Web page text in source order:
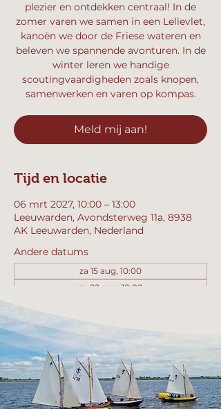
plezier en ontdekken centraal! In de
zomer varen we samen in een Lelievlet,
kanoën we door de Friese wateren en
beleven we spannende avonturen. In de
winter leren we handige
scoutingvaardigheden zoals knopen,
samenwerken en varen op kompas.
Meld mij aan!
Tijd en locatie
06 mrt 2027, 10:00 – 13:00
Leeuwarden, Avondsterweg 11a, 8938
AK Leeuwarden, Nederland
Andere datums
za 15 aug, 10:00
za 22 aug, 10:00
Bekijk alle 357 datums
Meld mij aan!